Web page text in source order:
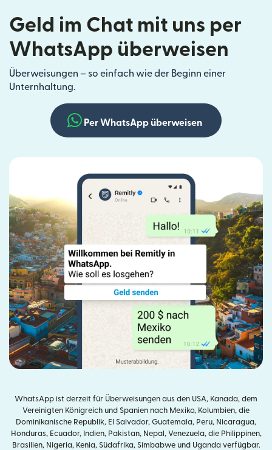
Geld im Chat mit uns per
WhatsApp überweisen
Überweisungen – so einfach wie der Beginn einer
Unternhaltung.
Per WhatsApp überweisen
WhatsApp ist derzeit für Überweisungen aus den USA, Kanada, dem
Vereinigten Königreich und Spanien nach Mexiko, Kolumbien, die
Dominikanische Republik, El Salvador, Guatemala, Peru, Nicaragua,
Honduras, Ecuador, Indien, Pakistan, Nepal, Venezuela, die Philippinen,
Brasilien, Nigeria, Kenia, Südafrika, Simbabwe und Uganda verfügbar.